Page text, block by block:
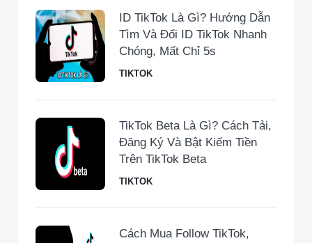
ID TikTok Là Gì? Hướng Dẫn
Tìm Và Đổi ID TikTok Nhanh
Chóng, Mất Chỉ 5s
TIKTOK
TikTok Beta Là Gì? Cách Tải,
Đăng Ký Và Bật Kiếm Tiền
Trên TikTok Beta
TIKTOK
Cách Mua Follow TikTok,